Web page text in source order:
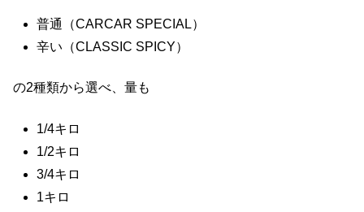
普通（CARCAR SPECIAL）
辛い（CLASSIC SPICY）
の2種類から選べ、量も
1/4キロ
1/2キロ
3/4キロ
1キロ